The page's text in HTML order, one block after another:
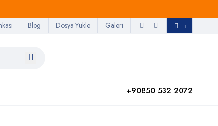
Blog Dosya Yükle Galeri
+90850 532 2072